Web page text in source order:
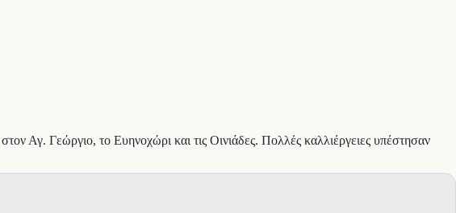
Αγ. Γεώργιο, το Ευηνοχώρι και τις Οινιάδες. Πολλές καλλιέργειες υπέστησαν